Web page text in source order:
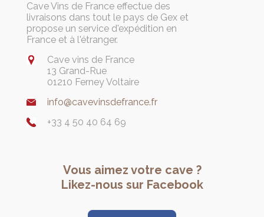
Cave Vins de France effectue des
livraisons dans tout le pays de Gex et
propose un service d'expédition en
France et à l'étranger.
Cave vins de France
13 Grand-Rue
01210 Ferney Voltaire
info@cavevinsdefrance.fr
+33 4 50 40 64 69
Vous aimez votre cave ?
Likez-nous sur Facebook